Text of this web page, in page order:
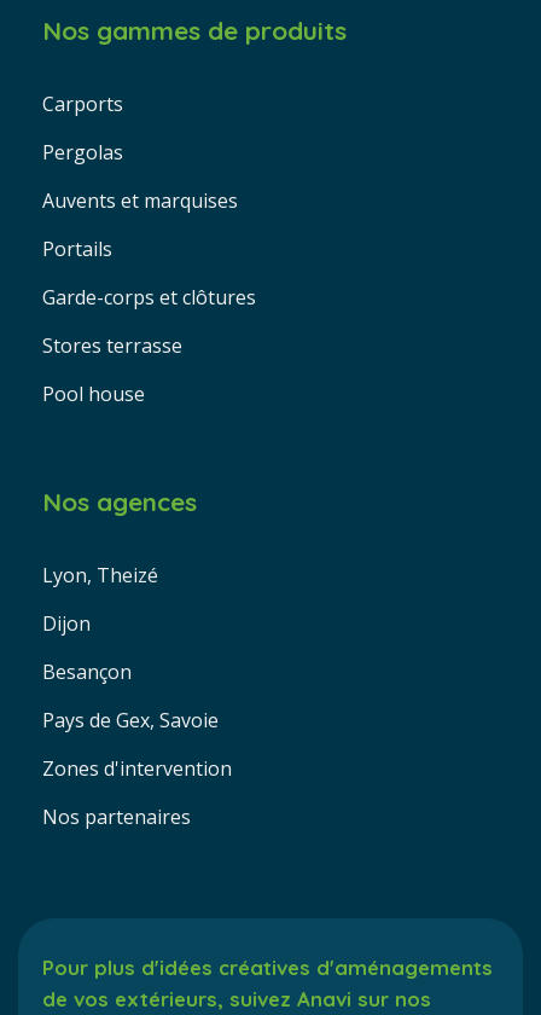
Nos gammes de produits
Carports
Pergolas
Auvents et marquises
Portails
Garde-corps et clôtures
Stores terrasse
Pool house
Nos agences
Lyon, Theizé
Dijon
Besançon
Pays de Gex, Savoie
Zones d'intervention
Nos partenaires
Pour plus d'idées créatives d'aménagements
de vos extérieurs, suivez Anavi sur nos